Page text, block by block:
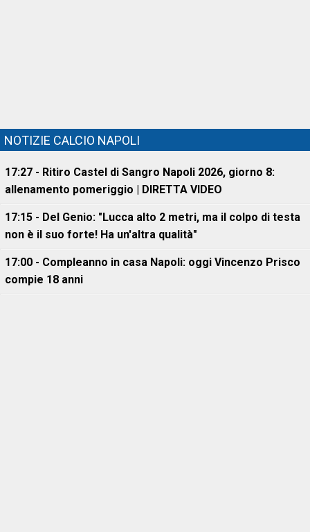
NOTIZIE CALCIO NAPOLI
17:27 - Ritiro Castel di Sangro Napoli 2026, giorno 8:
allenamento pomeriggio | DIRETTA VIDEO
17:15 - Del Genio: "Lucca alto 2 metri, ma il colpo di testa
non è il suo forte! Ha un'altra qualità"
17:00 - Compleanno in casa Napoli: oggi Vincenzo Prisco
compie 18 anni